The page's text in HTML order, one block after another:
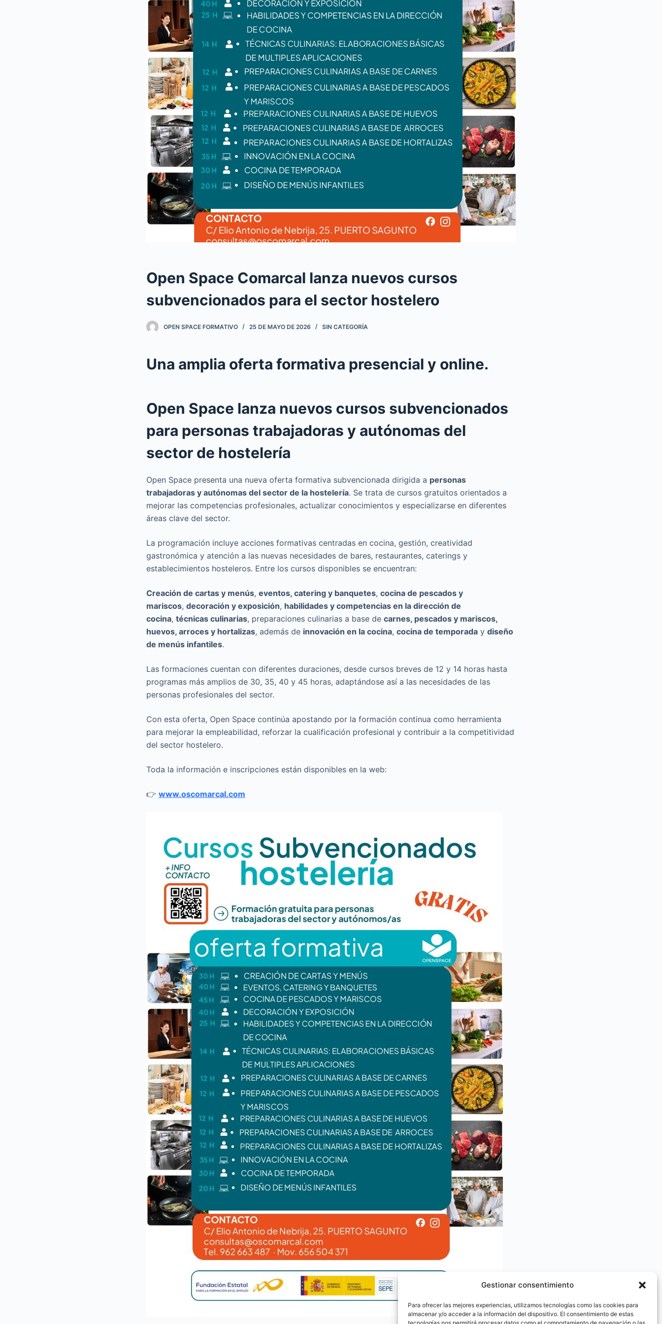
Gestionar consentimiento
Para ofrecer las mejores experiencias, utilizamos tecnologías como las cookies para
almacenar y/o acceder a la información del dispositivo. El consentimiento de estas
Open Space Comarcal lanza nuevos cursos
subvencionados para el sector hostelero
OPEN SPACE FORMATIVO 25 DE MAYO DE 2026 SIN CATEGORÍA
Una amplia oferta formativa presencial y online.
Open Space lanza nuevos cursos subvencionados
para personas trabajadoras y autónomas del
sector de hostelería
Open Space presenta una nueva oferta formativa subvencionada dirigida a personas
trabajadoras y autónomas del sector de la hostelería. Se trata de cursos gratuitos orientados a
mejorar las competencias profesionales, actualizar conocimientos y especializarse en diferentes
áreas clave del sector.
La programación incluye acciones formativas centradas en cocina, gestión, creatividad
gastronómica y atención a las nuevas necesidades de bares, restaurantes, caterings y
establecimientos hosteleros. Entre los cursos disponibles se encuentran:
Creación de cartas y menús, eventos, catering y banquetes, cocina de pescados y
mariscos, decoración y exposición, habilidades y competencias en la dirección de
cocina, técnicas culinarias, preparaciones culinarias a base de carnes, pescados y mariscos,
huevos, arroces y hortalizas, además de innovación en la cocina, cocina de temporada y diseño
de menús infantiles.
Las formaciones cuentan con diferentes duraciones, desde cursos breves de 12 y 14 horas hasta
programas más amplios de 30, 35, 40 y 45 horas, adaptándose así a las necesidades de las
personas profesionales del sector.
Con esta oferta, Open Space continúa apostando por la formación continua como herramienta
para mejorar la empleabilidad, reforzar la cualificación profesional y contribuir a la competitividad
del sector hostelero.
Toda la información e inscripciones están disponibles en la web:
👉 www.oscomarcal.com